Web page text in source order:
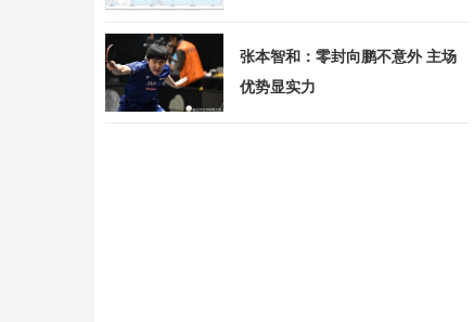
张本智和：零封向鹏不意外 主场
优势显实力